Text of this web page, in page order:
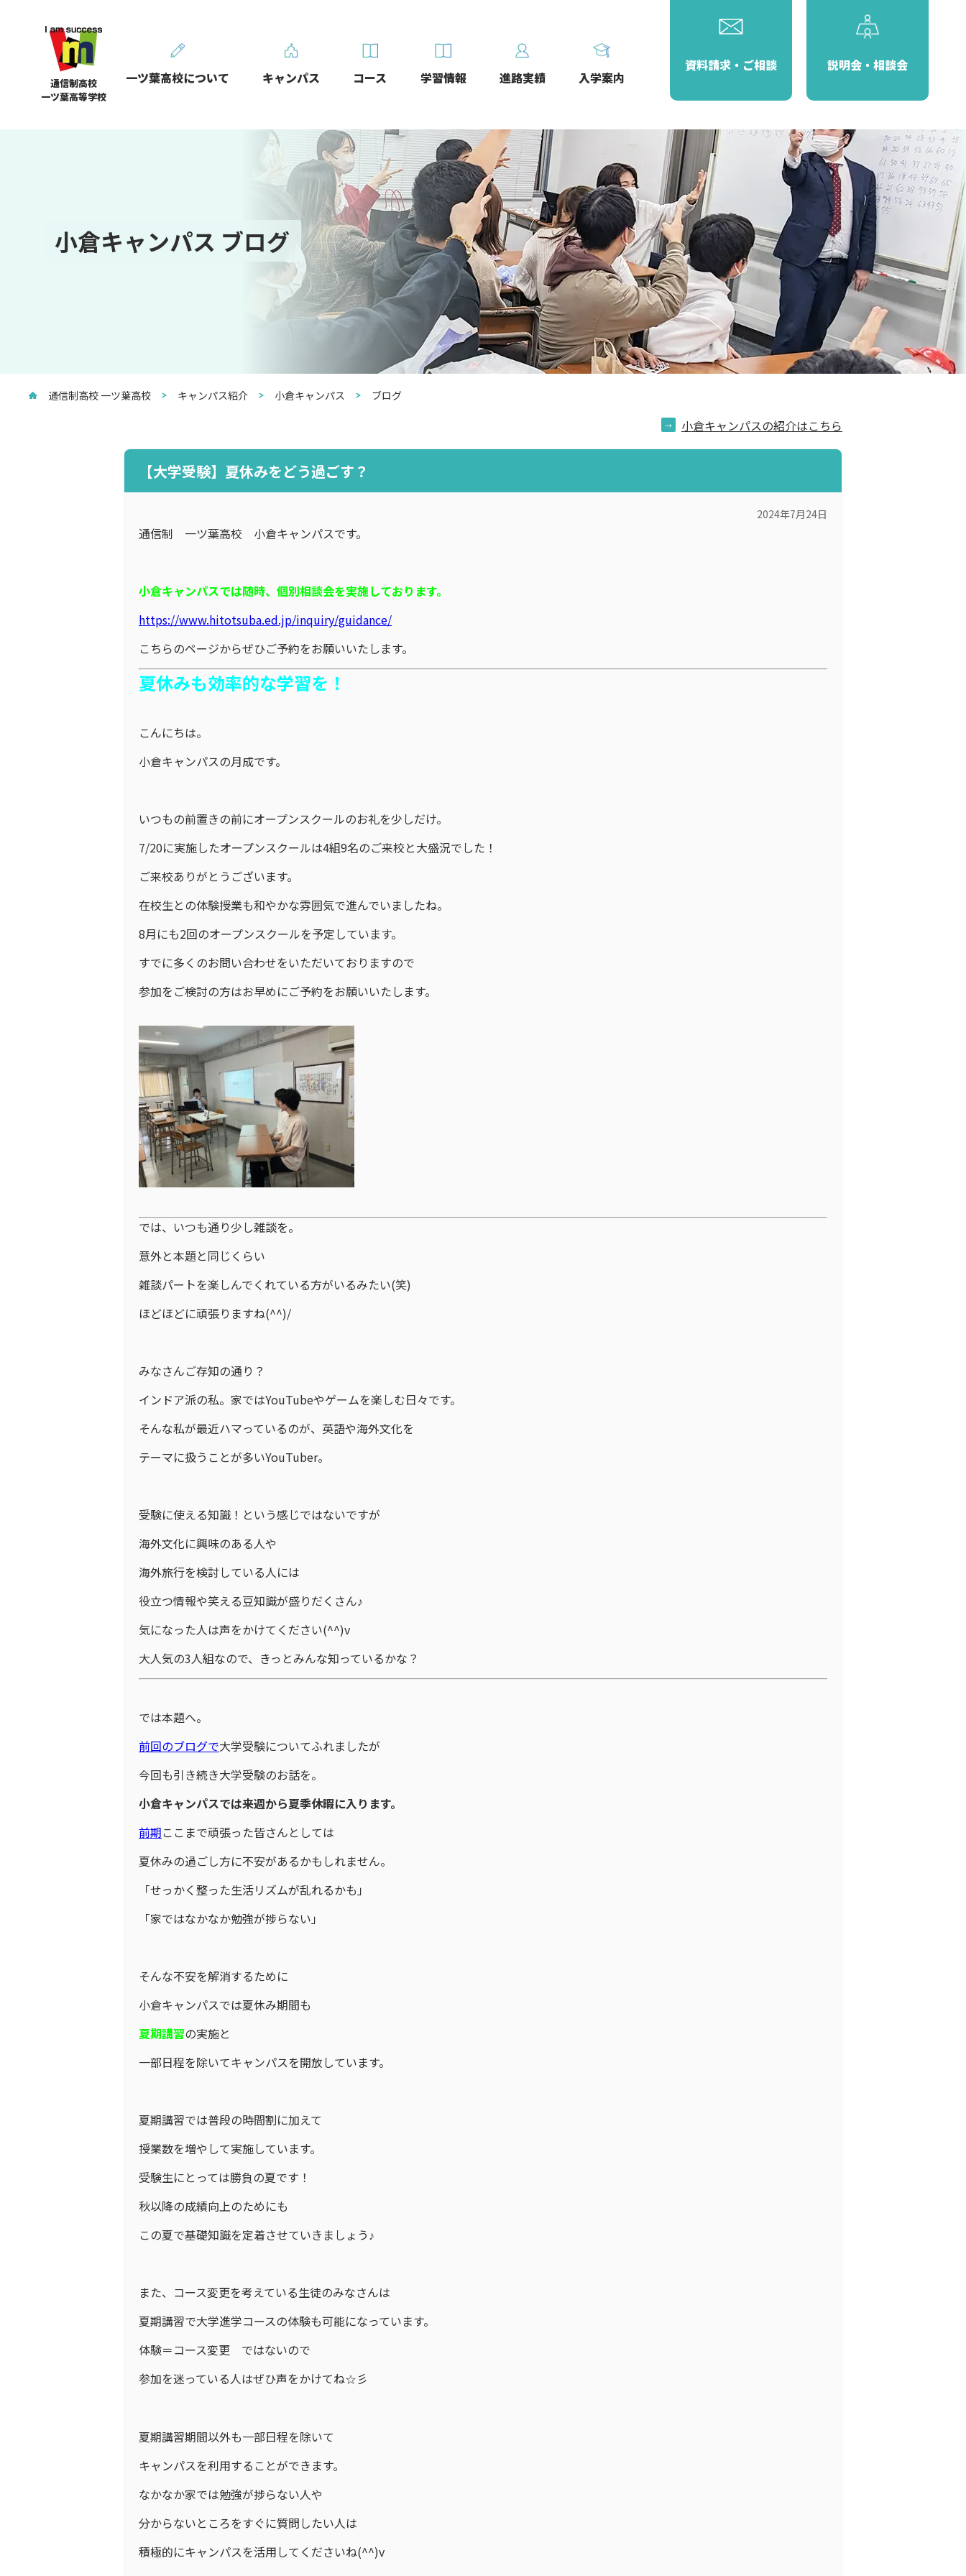
通信制高校
一ツ葉高等学校
一ツ葉高校について キャンパス コース 学習情報 進路実績 入学案内
資料請求・ご相談 説明会・相談会
小倉キャンパス ブログ
通信制高校 一ツ葉高校 キャンパス紹介 小倉キャンパス ブログ
小倉キャンパスの紹介はこちら
【大学受験】夏休みをどう過ごす？
2024年7月24日
通信制 一ツ葉高校 小倉キャンパスです。
小倉キャンパスでは随時、個別相談会を実施しております。
https://www.hitotsuba.ed.jp/inquiry/guidance/
こちらのページからぜひご予約をお願いいたします。
夏休みも効率的な学習を！
こんにちは。
小倉キャンパスの月成です。
いつもの前置きの前にオープンスクールのお礼を少しだけ。
7/20に実施したオープンスクールは4組9名のご来校と大盛況でした！
ご来校ありがとうございます。
在校生との体験授業も和やかな雰囲気で進んでいましたね。
8月にも2回のオープンスクールを予定しています。
すでに多くのお問い合わせをいただいておりますので
参加をご検討の方はお早めにご予約をお願いいたします。
では、いつも通り少し雑談を。
意外と本題と同じくらい
雑談パートを楽しんでくれている方がいるみたい(笑)
ほどほどに頑張りますね(^^)/
みなさんご存知の通り？
インドア派の私。家ではYouTubeやゲームを楽しむ日々です。
そんな私が最近ハマっているのが、英語や海外文化を
テーマに扱うことが多いYouTuber。
受験に使える知識！という感じではないですが
海外文化に興味のある人や
海外旅行を検討している人には
役立つ情報や笑える豆知識が盛りだくさん♪
気になった人は声をかけてください(^^)v
大人気の3人組なので、きっとみんな知っているかな？
では本題へ。
前回のブログで大学受験についてふれましたが
今回も引き続き大学受験のお話を。
小倉キャンパスでは来週から夏季休暇に入ります。
前期ここまで頑張った皆さんとしては
夏休みの過ごし方に不安があるかもしれません。
「せっかく整った生活リズムが乱れるかも」
「家ではなかなか勉強が捗らない」
そんな不安を解消するために
小倉キャンパスでは夏休み期間も
夏期講習の実施と
一部日程を除いてキャンパスを開放しています。
夏期講習では普段の時間割に加えて
授業数を増やして実施しています。
受験生にとっては勝負の夏です！
秋以降の成績向上のためにも
この夏で基礎知識を定着させていきましょう♪
また、コース変更を考えている生徒のみなさんは
夏期講習で大学進学コースの体験も可能になっています。
体験＝コース変更 ではないので
参加を迷っている人はぜひ声をかけてね☆彡
夏期講習期間以外も一部日程を除いて
キャンパスを利用することができます。
なかなか家では勉強が捗らない人や
分からないところをすぐに質問したい人は
積極的にキャンパスを活用してくださいね(^^)v